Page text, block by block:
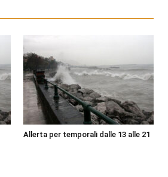
Allerta per temporali dalle 13 alle 21